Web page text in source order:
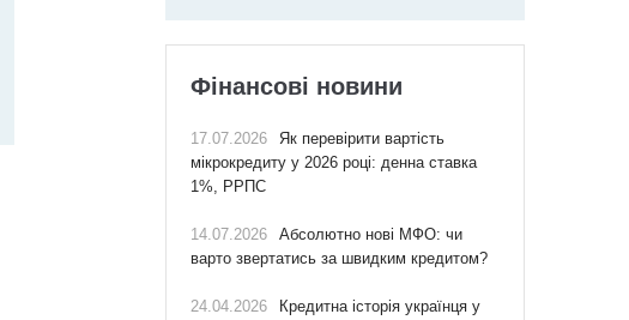
Фінансові новини
17.07.2026
Як перевірити вартість
мікрокредиту у 2026 році: денна ставка
1%, РРПС
14.07.2026
Абсолютно нові МФО: чи
варто звертатись за швидким кредитом?
24.04.2026
Кредитна історія українця у